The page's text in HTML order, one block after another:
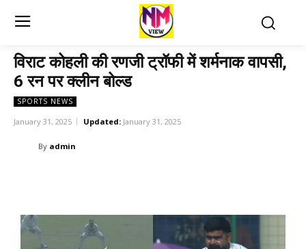
विराट कोहली की रणजी ट्रॉफी में शर्मनाक वापसी,
6 रन पर क्लीन बोल्ड
SPORTS NEWS
January 31, 2025 Updated: January 31, 2025
By admin